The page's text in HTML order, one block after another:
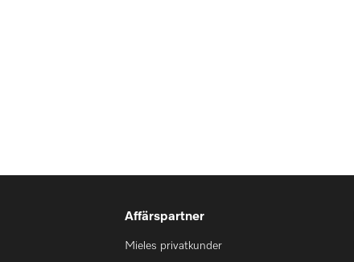
Affärspartner
Mieles privatkunder